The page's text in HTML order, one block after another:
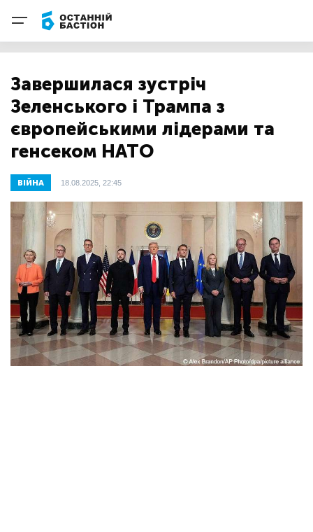
Завершилася зустріч
Зеленського і Трампа з
європейськими лідерами та
генсеком НАТО
ВІЙНА 18.08.2025, 22:45